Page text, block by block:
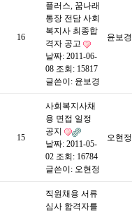
16
플러스, 꿈나래
통장 전담 사회
복지사 최종합
격자 공고
날짜: 2011-06-
08 조회: 15817
글쓴이: 윤보경
윤보경
15
사회복지사채
용 면접 일정
공지
날짜: 2011-05-
02 조회: 16784
글쓴이: 오현정
오현정
직원채용 서류
심사 합격자를